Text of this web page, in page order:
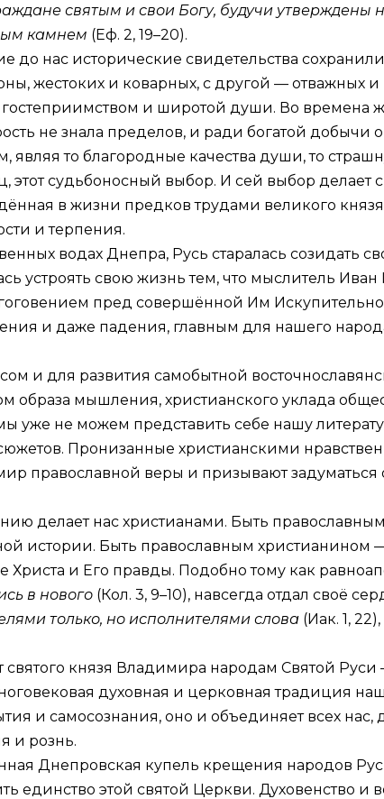
святым и свои Богу, будучи утверждены
камнем (Еф. 2, 19–20).
нас исторические свидетельства
жестоких и коварных, с другой — отважных
гостеприимством и широтой души. Во времена
не знала пределов, и ради богатой добычи
то благородные качества души, то
судьбоносный выбор. И сей выбор делает
в жизни предков трудами великого
и терпения.
водах Днепра, Русь старалась созидать
устроять свою жизнь тем, что мыслитель
пред совершённой Им
и даже падения, главным для нашего
и для развития самобытной
мышления, христианского уклада
уже не можем представить себе нашу
Пронизанные христианскими
православной веры и призывают задуматься
делает нас христианами. Быть
истории. Быть православным христианином
и Его правды. Подобно тому как
в нового (Кол. 3, 9–10), навсегда отдал своё
только, но исполнителями слова (Иак. 1, 22
святого князя Владимира народам Святой
духовная и церковная традиция
и самосознания, оно и объединяет всех нас,
и рознь.
Днепровская купель крещения народов
единство этой святой Церкви. Духовенство и